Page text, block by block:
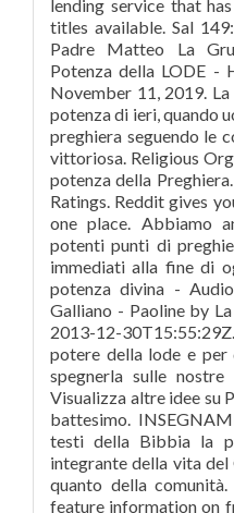
lending service that
titles available. Sal
Padre Matteo La
Potenza della LODE -
November 11, 2019.
potenza di ieri, quando
preghiera seguendo le
vittoriosa. Religious
potenza della
Ratings. Reddit gives
one place. Abbiamo
potenti punti di
immediati alla fine di
potenza divina -
Galliano - Paoline by
2013-12-
potere della lode e per
spegnerla sulle
Visualizza altre idee su
battesimo.
testi della Bibbia la
integrante della vita
quanto della
feature information on